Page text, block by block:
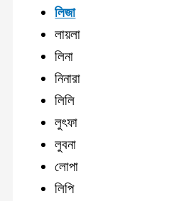
লিজা
লায়লা
লিনা
নিনারা
লিলি
লুৎফা
লুবনা
লোপা
লিপি